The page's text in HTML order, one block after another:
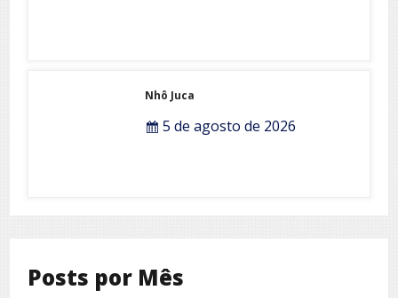
Nhô Juca
5 de agosto de 2026
Posts por Mês